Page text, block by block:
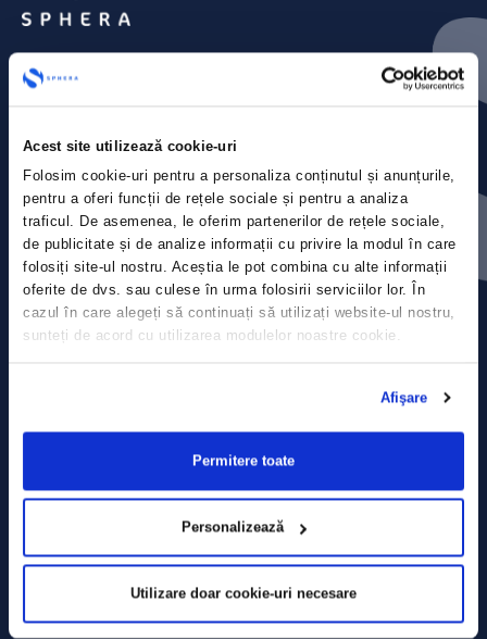
Acest site utilizează cookie-uri
Folosim cookie-uri pentru a personaliza conținutul și anunțurile,
pentru a oferi funcții de rețele sociale și pentru a analiza
traficul. De asemenea, le oferim partenerilor de rețele sociale,
de publicitate și de analize informații cu privire la modul în care
folosiți site-ul nostru. Aceștia le pot combina cu alte informații
oferite de dvs. sau culese în urma folosirii serviciilor lor. În
cazul în care alegeți să continuați să utilizați website-ul nostru,
sunteți de acord cu utilizarea modulelor noastre cookie.
Afişare
Permitere toate
Personalizează
Utilizare doar cookie-uri necesare
Contact
Comunicate de presă